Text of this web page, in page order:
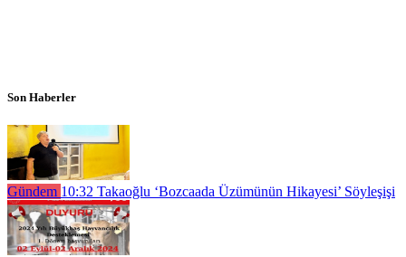
Son Haberler
Gündem 10:32 Takaoğlu ‘Bozcaada Üzümünün Hikayesi’ Söyleşişi